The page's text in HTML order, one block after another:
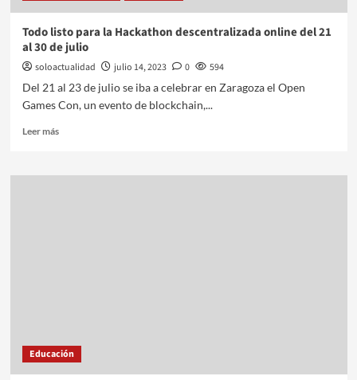
Todo listo para la Hackathon descentralizada online del 21
al 30 de julio
soloactualidad julio 14, 2023 0
594
Del 21 al 23 de julio se iba a celebrar en Zaragoza el Open
Games Con, un evento de blockchain,...
Leer más
Educación